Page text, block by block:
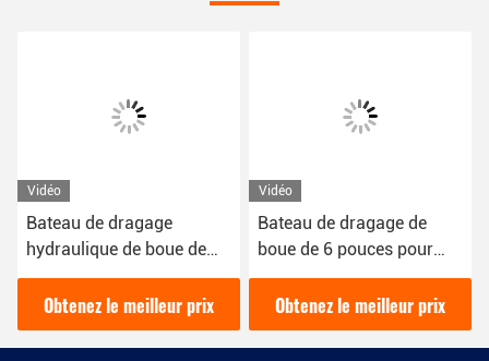
Vidéo
Bateau de dragage
hydraulique de boue de
200 Cbm/h de 16 kW de
couleur rouge utilisé pour
le dragage des rivières
Obtenez le meilleur prix
Vidéo
Bateau de dragage de
boue de 6 pouces pour
draguer la boue dans la
rivière 16kw dragueuse
hydraulique diesel
Obtenez le meilleur prix